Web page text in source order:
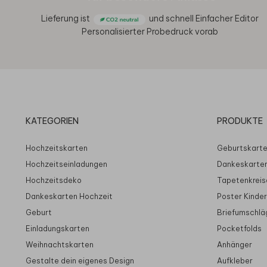
Lieferung ist und schnell Einfacher Editor
Personalisierter Probedruck vorab
KATEGORIEN
Hochzeitskarten
Hochzeitseinladungen
Hochzeitsdeko
Dankeskarten Hochzeit
Geburt
Einladungskarten
Weihnachtskarten
Gestalte dein eigenes Design
PRODUKTE
Poster
Pocketfolds
Anhänger
Aufkleber